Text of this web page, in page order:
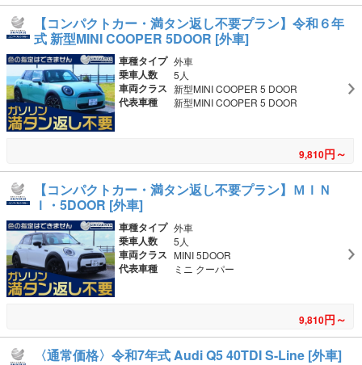
【コンパクトカー・満タン返し不要プラン】令和６年
式 新型MINI COOPER 5DOOR [外車]
車種タイプ 外車
乗車人数 5人
車両クラス 新型MINI COOPER 5 DOOR
代表車種 新型MINI COOPER 5 DOOR
9,810円～
【コンパクトカー・満タン返し不要プラン】ＭＩＮ
Ｉ・5DOOR [外車]
車種タイプ 外車
乗車人数 5人
車両クラス MINI 5DOOR
代表車種 ミニ クーパー
9,810円～
〈通常価格〉令和7年式 Audi Q5 40TDI S-Line [外車]